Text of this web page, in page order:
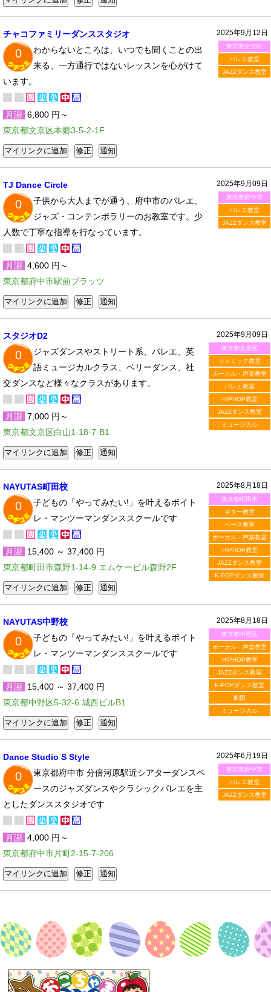
2025年9月12日
東京都文京区
バレエ教室
JAZZダンス教室
チャコファミリーダンススタジオ
0
わからないところは、いつでも聞くことの出
来る、一方通行ではないレッスンを心がけて
います。
月謝 6,800 円～
東京都文京区本郷3-5-2-1F
2025年9月09日
東京都府中市
バレエ教室
JAZZダンス教室
TJ Dance Circle
0
子供から大人までが通う、府中市のバレエ、
ジャズ・コンテンポラリーのお教室です。少
人数で丁寧な指導を行なっています。
月謝 4,600 円～
東京都府中市駅前プラッツ
2025年9月09日
東京都文京区
リトミック教室
ボーカル・声楽教室
バレエ教室
HIPHOP教室
JAZZダンス教室
ミュージカル
スタジオD2
0
ジャズダンスやストリート系、バレエ、英
語ミュージカルクラス、ベリーダンス、社
交ダンスなど様々なクラスがあります。
月謝 7,000 円～
東京都文京区白山1-18-7-B1
2025年8月18日
東京都町田市
ギター教室
ベース教室
ボーカル・声楽教室
HIPHOP教室
JAZZダンス教室
K-POPダンス教室
NAYUTAS町田校
0
子どもの「やってみたい!」を叶えるボイト
レ・マンツーマンダンススクールです
月謝 15,400 ～ 37,400 円
東京都町田市森野1-14-9 エムケービル森野2F
2025年8月18日
東京都中野区
ボーカル・声楽教室
HIPHOP教室
JAZZダンス教室
K-POPダンス教室
劇団
ミュージカル
NAYUTAS中野校
0
子どもの「やってみたい!」を叶えるボイト
レ・マンツーマンダンススクールです
月謝 15,400 ～ 37,400 円
東京都中野区5-32-6 城西ビルB1
2025年6月19日
東京都府中市
バレエ教室
JAZZダンス教室
Dance Studio S Style
0
東京都府中市 分倍河原駅近シアターダンスベ
ースのジャズダンスやクラシックバレエを主
としたダンススタジオです
月謝 4,000 円～
東京都府中市片町2-15-7-206